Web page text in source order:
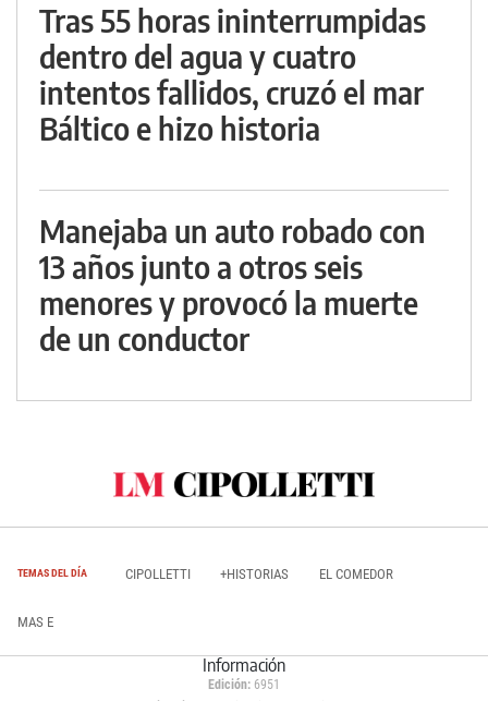
Tras 55 horas ininterrumpidas
dentro del agua y cuatro
intentos fallidos, cruzó el mar
Báltico e hizo historia
Manejaba un auto robado con
13 años junto a otros seis
menores y provocó la muerte
de un conductor
TEMAS DEL DÍA CIPOLLETTI +HISTORIAS EL COMEDOR
MAS E
Información
Edición: 6951